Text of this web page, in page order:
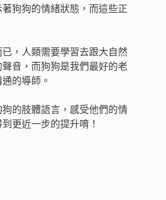
狗狗的情緒狀態，而這些正
，人類需要學習去跟大自然
音，而狗狗是我們最好的老
的導師。
的肢體語言，感受他們的情
更近一步的提升唷！